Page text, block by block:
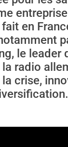
en
le leader
la radio
crise,